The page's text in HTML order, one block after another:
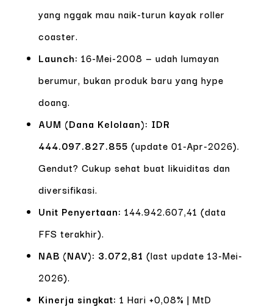
yang nggak mau naik-turun kayak roller
coaster.
Launch: 16-Mei-2008 — udah lumayan
berumur, bukan produk baru yang hype
doang.
AUM (Dana Kelolaan): IDR
444.097.827.855 (update 01-Apr-2026).
Gendut? Cukup sehat buat likuiditas dan
diversifikasi.
Unit Penyertaan: 144.942.607,41 (data
FFS terakhir).
NAB (NAV): 3.072,81 (last update 13-Mei-
2026).
Kinerja singkat: 1 Hari +0,08% | MtD